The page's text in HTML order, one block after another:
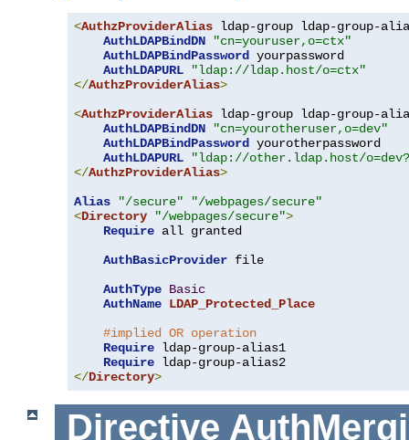
<AuthzProviderAlias ldap-group ldap-group-
AuthLDAPBindDN
"cn=youruser,o=ctx"
AuthLDAPBindPassword yourpassword
AuthLDAPURL
"ldap://ldap.host/o=ctx"
</AuthzProviderAlias>
<AuthzProviderAlias ldap-group ldap-group-
AuthLDAPBindDN
"cn=yourotheruser,o=dev"
AuthLDAPBindPassword yourotherpassword
AuthLDAPURL
"ldap://other.ldap.host/
</AuthzProviderAlias>
Alias
"/secure"
"/webpages/secure"
<Directory "/webpages/secure">
Require all granted
AuthBasicProvider file
AuthType Basic
AuthName LDAP_Protected_Place
#implied OR operation
Require ldap-group-alias1
Require
</Directory>
Directive